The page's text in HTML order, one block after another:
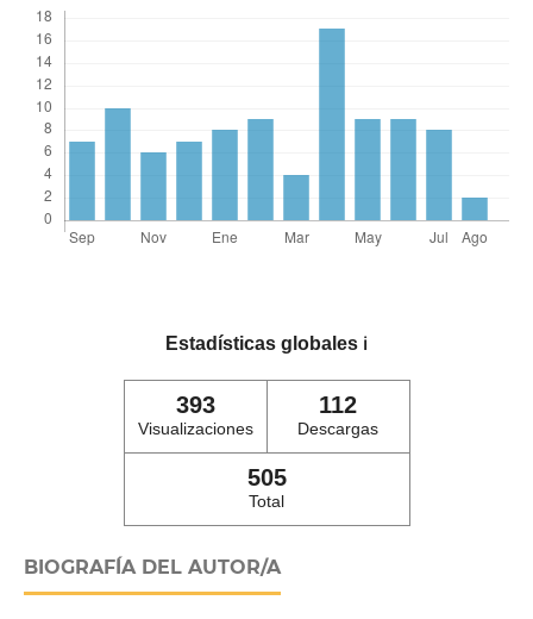
Estadísticas globales ℹ️
393
Visualizaciones
112
Descargas
505
Total
BIOGRAFÍA DEL AUTOR/A